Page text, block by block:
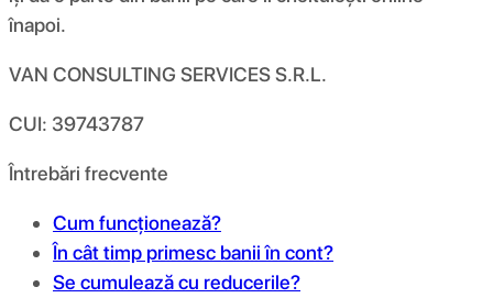
înapoi.
VAN CONSULTING SERVICES S.R.L.
CUI: 39743787
Întrebări frecvente
Cum funcționează?
În cât timp primesc banii în cont?
Se cumulează cu reducerile?